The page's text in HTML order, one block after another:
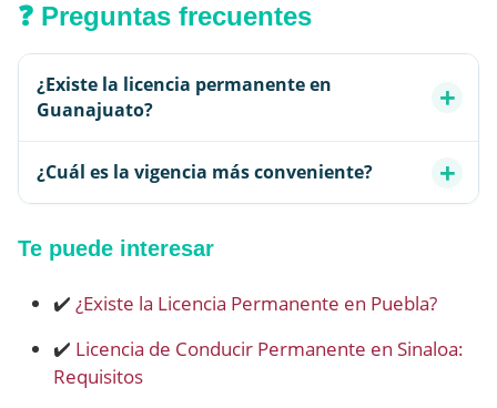
❓ Preguntas frecuentes
¿Existe la licencia permanente en
Guanajuato?
¿Cuál es la vigencia más conveniente?
Te puede interesar
✔️ ¿Existe la Licencia Permanente en Puebla?
✔️ Licencia de Conducir Permanente en Sinaloa:
Requisitos